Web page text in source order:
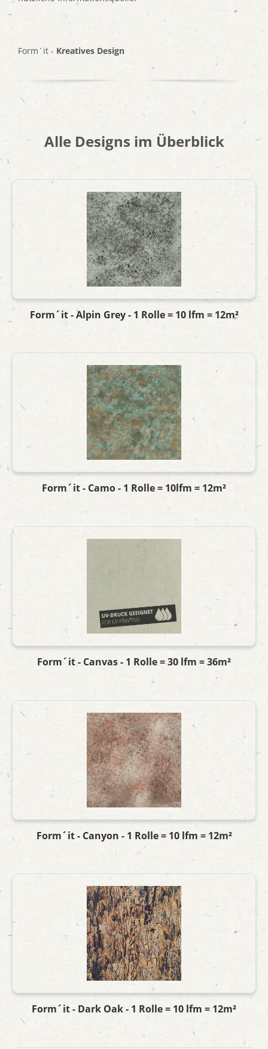
Form´it - Kreatives Design
Alle Designs im Überblick
Form´it - Alpin Grey - 1 Rolle = 10 lfm = 12m²
Form´it - Camo - 1 Rolle = 10lfm = 12m²
Form´it - Canvas - 1 Rolle = 30 lfm = 36m²
Form´it - Canyon - 1 Rolle = 10 lfm = 12m²
Form´it - Dark Oak - 1 Rolle = 10 lfm = 12m²